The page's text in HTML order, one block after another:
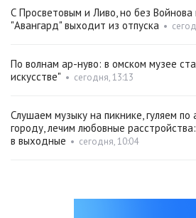
С Просветовым и Ливо, но без
"Авангард" выходит из отпуска •
По волнам ар-нуво: в омском музее
искусстве" • сегодня, 13:13
Слушаем музыку на пикнике, гуляем по
городу, лечим любовные
в выходные • сегодня, 10:04